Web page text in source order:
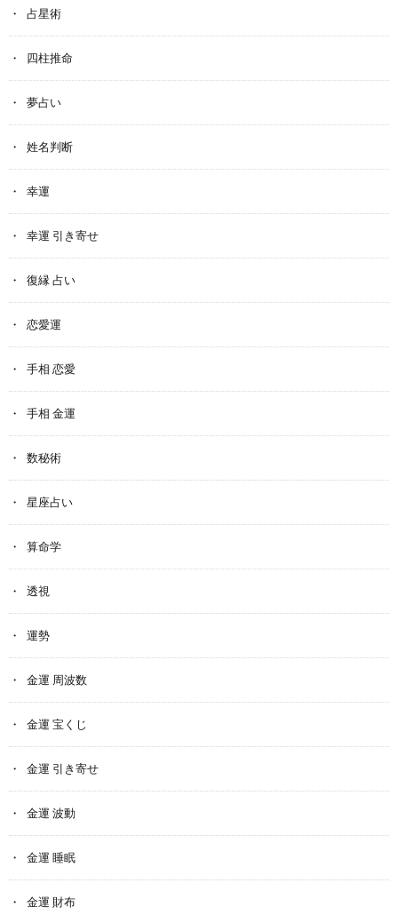
占星術
四柱推命
夢占い
姓名判断
幸運
幸運 引き寄せ
復縁 占い
恋愛運
手相 恋愛
手相 金運
数秘術
星座占い
算命学
透視
運勢
金運 周波数
金運 宝くじ
金運 引き寄せ
金運 波動
金運 睡眠
金運 財布